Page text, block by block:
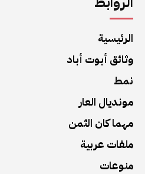
الرئيسية
وثائق أبوت أباد
نمط
مونديال العار
مهما كان الثمن
ملفات عربية
منوعات